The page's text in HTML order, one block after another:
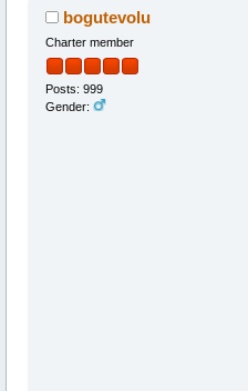
bogutevolu
Charter member
Posts: 999
Gender: